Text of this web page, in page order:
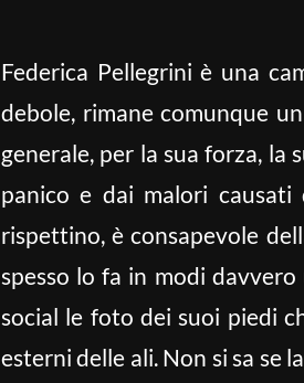
Federica Pellegrini è una
debole, rimane comunque
generale, per la sua forza, la
panico e dai malori
rispettino, è consapevole
spesso lo fa in modi
social le foto dei suoi piedi
esterni delle ali. Non si sa se